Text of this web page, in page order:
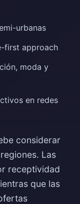
urbanas
first approach
moda y
en redes
considerar
Las
receptividad
que las